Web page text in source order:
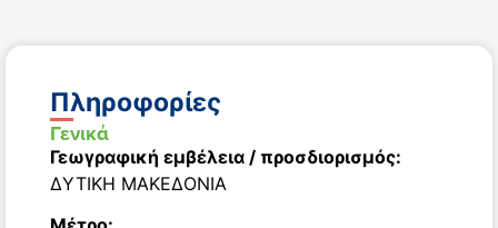
Πληροφορίες
Γενικά
Γεωγραφική εμβέλεια / προσδιορισμός:
ΔΥΤΙΚΗ ΜΑΚΕΔΟΝΙΑ